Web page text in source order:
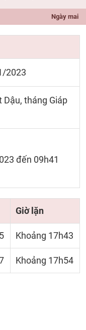
Ngày mai
2023
tháng Giáp
đến 09h41
Giờ lặn
Khoảng 17h43
Khoảng 17h54